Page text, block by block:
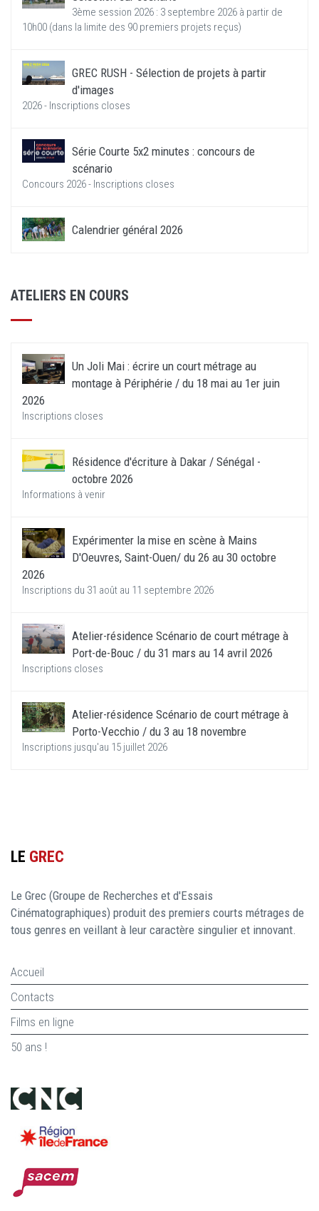
3ème session 2026 : 3 septembre 2026 à partir de
10h00 (dans la limite des 90 premiers projets reçus)
GREC RUSH - Sélection de projets à partir
d'images
2026 - Inscriptions closes
Série Courte 5x2 minutes : concours de
scénario
Concours 2026 - Inscriptions closes
Calendrier général 2026
ATELIERS EN COURS
Un Joli Mai : écrire un court métrage au
montage à Périphérie / du 18 mai au 1er juin
2026
Inscriptions closes
Résidence d'écriture à Dakar / Sénégal -
octobre 2026
Informations à venir
Expérimenter la mise en scène à Mains
D'Oeuvres, Saint-Ouen/ du 26 au 30 octobre
2026
Inscriptions du 31 août au 11 septembre 2026
Atelier-résidence Scénario de court métrage à
Port-de-Bouc / du 31 mars au 14 avril 2026
Inscriptions closes
Atelier-résidence Scénario de court métrage à
Porto-Vecchio / du 3 au 18 novembre
Inscriptions jusqu'au 15 juillet 2026
LE GREC
Le Grec (Groupe de Recherches et d'Essais
Cinématographiques) produit des premiers courts métrages de
tous genres en veillant à leur caractère singulier et innovant.
Accueil
Contacts
Films en ligne
50 ans !